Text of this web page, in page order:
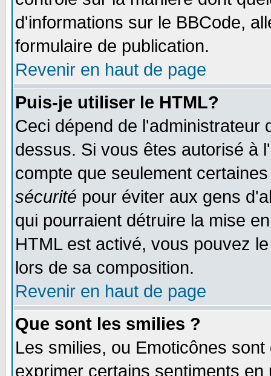
d'informations sur le BBCode,
formulaire de publication.
Revenir en haut de page
Puis-je utiliser le HTML?
Ceci dépend de l'administrateur
dessus. Si vous êtes autorisé à
compte que seulement
sécurité pour éviter aux gens
qui pourraient détruire la mise
HTML est activé, vous pouvez
lors de sa composition.
Revenir en haut de page
Que sont les smilies ?
Les smilies, ou Emoticônes
exprimer certains sentiments